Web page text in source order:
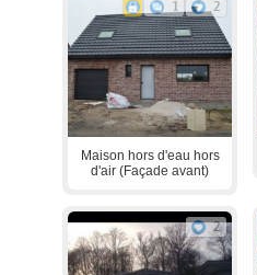
1 2
Maison hors d'eau hors
d'air (Façade avant)
2